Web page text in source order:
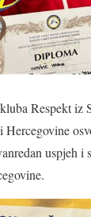
Respekt iz
uspjeh i